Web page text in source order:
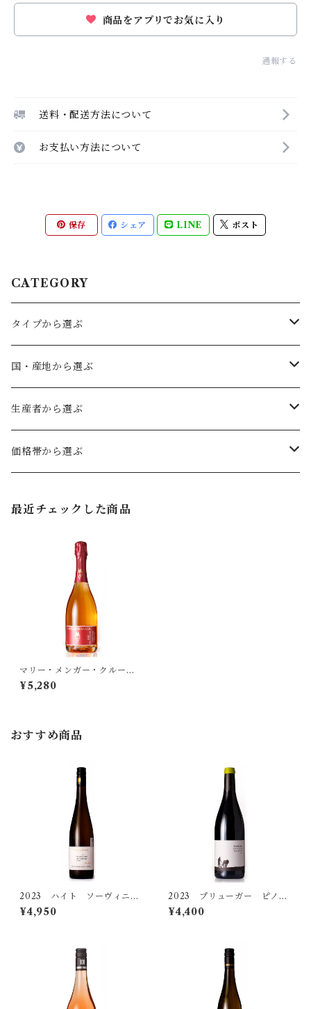
商品をアプリでお気に入り
通報する
送料・配送方法について
お支払い方法について
保存 シェア LINE ポスト
CATEGORY
タイプから選ぶ
赤ワイン
フルボディ
ミディアムボディ
白ワイン
辛口
ロゼワイン
国・産地から選ぶ
ドイツ
ファルツ
オーストリア
生産者から選ぶ
ヴェルトナー
シュヴェートヘルム
ホルガー・コッホ
マリー・メンガー・クルーク
ヨーゼフ・エーモーサー
ヨーゼフ・ピンペル
オッテンブライト
価格帯から選ぶ
5,000円（税込）〜7,999円（税込）
8,000円（税込）〜
最近チェックした商品
マリー・メンガー・クルー
ク ロゼ ブリュット ナチ
ュール
¥5,280
おすすめ商品
2023 ハイト ソーヴィニヨ
ン・ブラン フェルバッヒャ
ー ゴルトベルク トロッ
¥4,950
2023 プリューガー ピノ・
ノワール トラディション
トロッケン
¥4,400